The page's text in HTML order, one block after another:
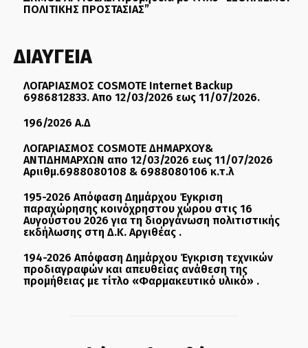
ΠΟΛΙΤΙΚΗΣ ΠΡΟΣΤΑΣΙΑΣ”
ΔΙΑΥΓΕΙΑ
ΛΟΓΑΡΙΑΣΜΟΣ COSMOTE Internet Backup
6986812833. Απο 12/03/2026 εως 11/07/2026.
196/2026 Α.Δ
ΛΟΓΑΡΙΑΣΜΟΣ COSMOTE ΔΗΜΑΡΧΟΥ&
ΑΝΤΙΔΗΜΑΡΧΩΝ απο 12/03/2026 εως 11/07/2026
Αριιθμ.6988080108 & 6988080106 κ.τ.λ
195-2026 Απόφαση Δημάρχου Έγκριση
παραχώρησης κοινόχρηστου χώρου στις 16
Αυγούστου 2026 για τη διοργάνωση πολιτιστικής
εκδήλωσης στη Δ.Κ. Αργιθέας .
194-2026 Απόφαση Δημάρχου Έγκριση τεχνικών
προδιαγραφών και απευθείας ανάθεση της
προμήθειας με τίτλο «Φαρμακευτικό υλικό» .